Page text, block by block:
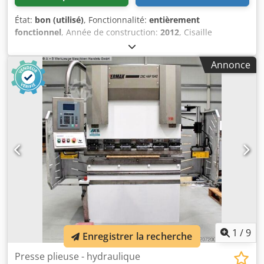
à l’échelle réelle * Port USB - Axes commandés CNC : Y1 -
Y2 - X - R - Butée arrière électromotrice CNC * Butée
arrière avec axe R, sur vis à billes * Courses d’axes : X =
800 mm // R = 250 mm * Vitesse de déplacement de l’axe X
: 230 mm/s * avec 2 butées manuelles ajustables - Outil
supérieur à col de cygne ROLLERI "PS 135.85-R08", système
"A" * avec système de serrage rapide * avec dispositif de
bombage intégré dans le porte-outil - Matrize universelle
ROLLERI en segments "M 460 R" * incluant 1 support de
matrice "C 1050-R" - Dispositif de sécurité arrière : barrière
immatérielle - Composants hydrauliques
BOSCH/HOERBIGER - Composants électriques SIEMENS -
Laser de sécurité FIESSLER AKAS à l’avant de la machine
(avec FPSC) - 2 bras de support avant avec système de
glissement (palier lisse HIWIN) - 1 commande à double
pédale mobile - Marquage CE / Déclaration de conformité -
Manuel d’utilisation inclus
État: bon (utilisé), Fonctionnalité: entièrement
fonctionnel, Année de construction: 2012, Cisaille
guillotine 3 mètres d'occasion de la marque Ermaksan
Type : HDG 3100 x 6 Dedpfxjyu H Hxe Ac Ejck Année de
fabrication : 2012 Capacité acier : 3100 x 6 mm Commande
Cybelec pour la butée arrière
Annonce
1 /9
Presse plieuse - hydraulique
Enregistrer la recherche